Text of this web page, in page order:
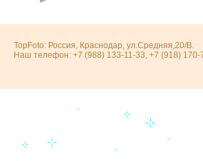
TopFoto: Россия, Краснодар, ул.Средняя,20/В.
Наш телефон: +7 (988) 133-11-33, +7 (918) 170-